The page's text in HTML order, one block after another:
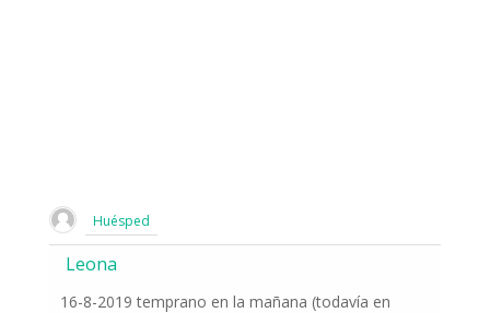
Huésped
Leona
16-8-2019 temprano en la mañana (todavía en